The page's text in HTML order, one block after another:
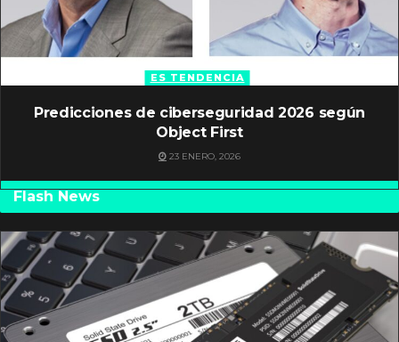
ES TENDENCIA
Predicciones de ciberseguridad 2026 según
Object First
23 ENERO, 2026
Flash News